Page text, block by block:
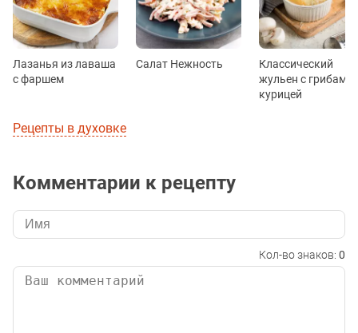
Лазанья из лаваша
с фаршем
Салат Нежность
Классический
жульен с грибами
курицей
Рецепты в духовке
Комментарии к рецепту
Кол-во знаков: 0